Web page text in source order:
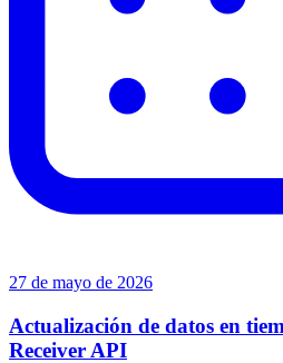
27 de mayo de 2026
Actualización de datos en
Receiver API